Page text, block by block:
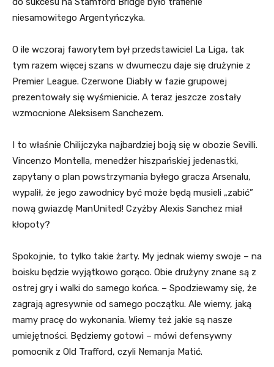
niesamowitego Argentyńczyka.
O ile wczoraj faworytem był przedstawiciel La Liga, tak
tym razem więcej szans w dwumeczu daje się drużynie z
Premier League. Czerwone Diabły w fazie grupowej
prezentowały się wyśmienicie. A teraz jeszcze zostały
wzmocnione Aleksisem Sanchezem.
I to właśnie Chilijczyka najbardziej boją się w obozie Sevilli.
Vincenzo Montella, menedżer hiszpańskiej jedenastki,
zapytany o plan powstrzymania byłego gracza Arsenalu,
wypalił, że jego zawodnicy być może będą musieli „zabić”
nową gwiazdę ManUnited! Czyżby Alexis Sanchez miał
kłopoty?
Spokojnie, to tylko takie żarty. My jednak wiemy swoje – na
boisku będzie wyjątkowo gorąco. Obie drużyny znane są z
ostrej gry i walki do samego końca. – Spodziewamy się, że
zagrają agresywnie od samego początku. Ale wiemy, jaką
mamy pracę do wykonania. Wiemy też jakie są nasze
umiejętności. Będziemy gotowi – mówi defensywny
pomocnik z Old Trafford, czyli Nemanja Matić.